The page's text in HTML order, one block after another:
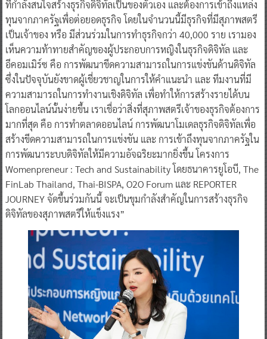
ที่กำลังสนใจสร้างธุรกิจดิจิทัลเป็นของตัวเอง และต้องการเข้าถึงแหล่ง
ทุนจากภาครัฐเพื่อต่อยอดธุรกิจ โดยในจำนวนนี้มีธุรกิจที่มีสุภาพสตรี
เป็นเจ้าของ หรือ มีส่วนร่วมในการทำธุรกิจกว่า 40,000 ราย เรามอง
เห็นความท้าทายสำคัญของผู้ประกอบการหญิงในธุรกิจดิจิทัล และ
อีคอมเมิร์ซ คือ การพัฒนาขีดความสามารถในการแข่งขันด้านดิจิทัล
ซึ่งในปัจจุบันยังขาดผู้เชี่ยวชาญในการให้คำแนะนำ และ ทีมงานที่มี
ความสามารถในการทำงานเชิงดิจิทัล เพื่อทำให้การสร้างรายได้บน
โลกออนไลน์นั้นง่ายขึ้น เราเชื่อว่าสิ่งที่สุภาพสตรีเจ้าของธุรกิจต้องการ
มากที่สุด คือ การทำตลาดออนไลน์ การพัฒนาโมเดลธุรกิจดิจิทัลเพื่อ
สร้างขีดความสามารถในการแข่งขัน และ การเข้าถึงทุนจากภาครัฐใน
การพัฒนาระบบดิจิทัลให้มีความอัจฉริยะมากยิ่งขึ้น โครงการ
Womenpreneur : Tech and Sustainability โดยธนาคารยูโอบี, The
FinLab Thailand, Thai-BISPA, O2O Forum และ REPORTER
JOURNEY จัดขึ้นร่วมกันนี้ จะเป็นขุมกำลังสำคัญในการสร้างธุรกิจ
ดิจิทัลของสุภาพสตรีให้แข็งแรง”